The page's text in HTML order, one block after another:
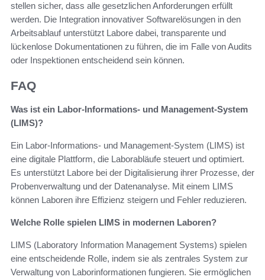
stellen sicher, dass alle gesetzlichen Anforderungen erfüllt
werden. Die Integration innovativer Softwarelösungen in den
Arbeitsablauf unterstützt Labore dabei, transparente und
lückenlose Dokumentationen zu führen, die im Falle von Audits
oder Inspektionen entscheidend sein können.
FAQ
Was ist ein Labor-Informations- und Management-System
(LIMS)?
Ein Labor-Informations- und Management-System (LIMS) ist
eine digitale Plattform, die Laborabläufe steuert und optimiert.
Es unterstützt Labore bei der Digitalisierung ihrer Prozesse, der
Probenverwaltung und der Datenanalyse. Mit einem LIMS
können Laboren ihre Effizienz steigern und Fehler reduzieren.
Welche Rolle spielen LIMS in modernen Laboren?
LIMS (Laboratory Information Management Systems) spielen
eine entscheidende Rolle, indem sie als zentrales System zur
Verwaltung von Laborinformationen fungieren. Sie ermöglichen